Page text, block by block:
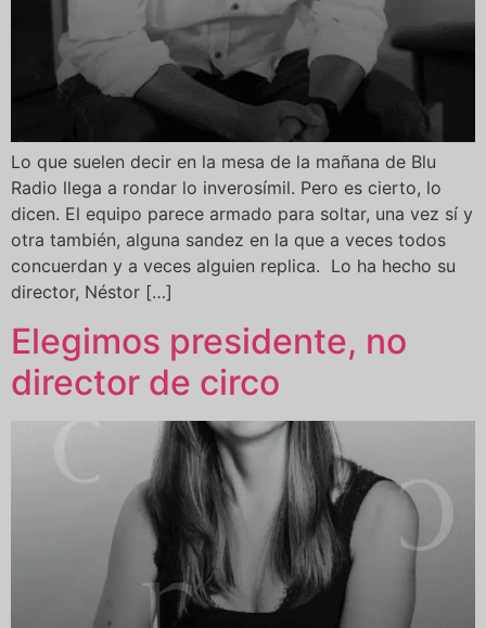
Lo que suelen decir en la mesa de la mañana de Blu
Radio llega a rondar lo inverosímil. Pero es cierto, lo
dicen. El equipo parece armado para soltar, una vez sí y
otra también, alguna sandez en la que a veces todos
concuerdan y a veces alguien replica. Lo ha hecho su
director, Néstor […]
Elegimos presidente, no
director de circo